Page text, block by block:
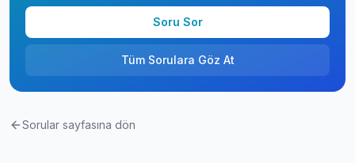
Soru Sor
Tüm Sorulara Göz At
Sorular sayfasına dön